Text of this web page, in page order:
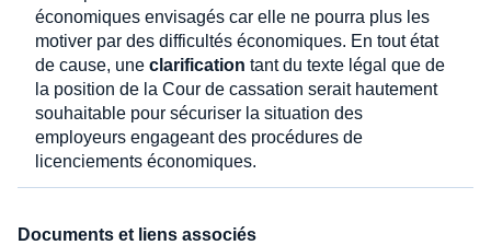
économiques envisagés car elle ne pourra plus les
motiver par des difficultés économiques. En tout état
de cause, une clarification tant du texte légal que de
la position de la Cour de cassation serait hautement
souhaitable pour sécuriser la situation des
employeurs engageant des procédures de
licenciements économiques.
Documents et liens associés